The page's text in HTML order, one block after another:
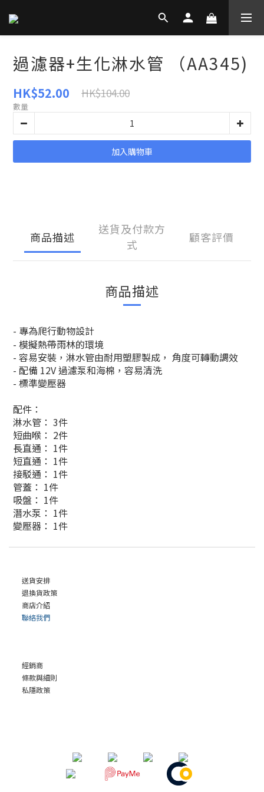
過濾器+生化淋水管 （AA345)
HK$52.00 HK$104.00
數量
加入購物車
商品描述
送貨及付款方
式
顧客評價
商品描述
- 專為爬行動物設計
- 模擬熱帶雨林的環境
- 容易安裝，淋水管由耐用塑膠製成， 角度可轉動調效
- 配備 12V 過濾泵和海棉，容易清洗
- 標準變壓器
配件：
淋水管： 3件
短曲喉： 2件
長直通： 1件
短直通： 1件
接駁通： 1件
管蓋： 1件
吸盤： 1件
潛水泵： 1件
變壓器： 1件
送貨安排
退換貨政策
商店介紹
聯絡我們
經銷商
條款與細則
私隱政策